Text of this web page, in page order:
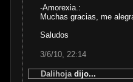
-Amorexia.:
Muchas gracias, me
Saludos
3/6/10, 22:14
Dalihoja dijo...